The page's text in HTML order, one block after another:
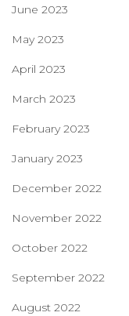
June 2023
May 2023
April 2023
March 2023
February 2023
January 2023
December 2022
November 2022
October 2022
September 2022
August 2022